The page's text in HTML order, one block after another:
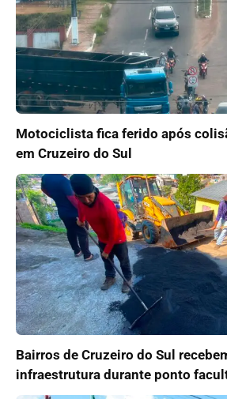
Motociclista fica ferido após
em Cruzeiro do Sul
Bairros de Cruzeiro do Sul
infraestrutura durante ponto